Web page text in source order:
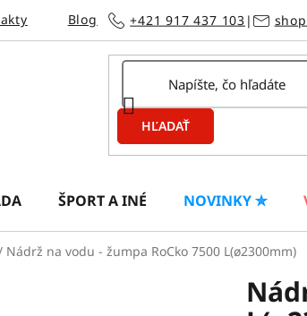
Blog +421 917 437 103 |
HĽADAŤ
ŠPORT A INÉ NOVINKY ✮
Nádrž na vodu - žumpa RoCko 7500 L(ø2300mm)